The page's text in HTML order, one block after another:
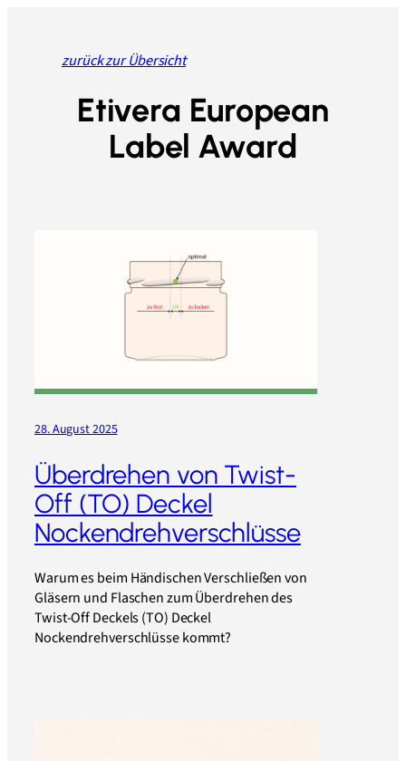
zurück zur Übersicht
Etivera European
Label Award
28. August 2025
Überdrehen von Twist-
Off (TO) Deckel
Nockendrehverschlüsse
Warum es beim Händischen Verschließen von
Gläsern und Flaschen zum Überdrehen des
Twist-Off Deckels (TO) Deckel
Nockendrehverschlüsse kommt?